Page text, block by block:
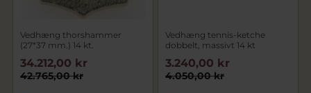
Vedhæng thorshammer
(27*37 mm.) 14 kt.
42.765,00 kr
34.212,00 kr
Vedhæng tennis-ketche
dobbelt, massivt 14 kt
4.050,00 kr
3.240,00 kr